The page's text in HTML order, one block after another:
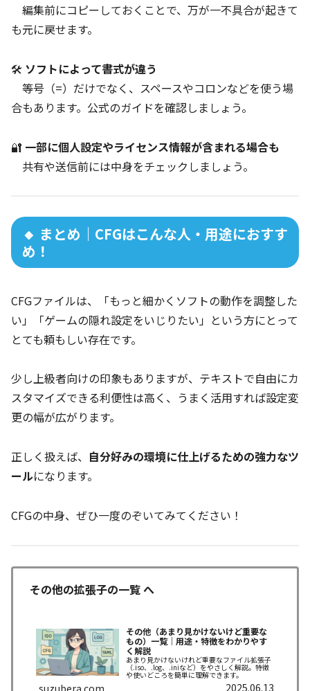
編集前にコピーしておくことで、万が一不具合が起きて
も元に戻せます。
🛠 ソフトによって書式が違う
等号（=）だけでなく、スペースやコロンなどを使う場
合もあります。公式のガイドを確認しましょう。
🔐 一部に個人設定やライセンス情報が含まれる場合も
共有や送信前には中身をチェックしましょう。
🔸 まとめ｜CFGはこんな人・用途におすす
め！
CFGファイルは、「もっと細かくソフトの動作を調整した
い」「ゲームの隠れ設定をいじりたい」という方にとって
とても頼もしい存在です。
少し上級者向けの印象もありますが、テキストで自由にカ
スタマイズできる利便性は高く、うまく活用すれば設定変
更の幅が広がります。
正しく扱えば、 自分好みの環境に仕上げるための強力なツ
ールになります。
CFGの中身、ぜひ一度のぞいてみてください！
その他の拡張子の一覧 へ
その他（あまり見かけないけど重要な
もの）一覧｜用途・特徴をわかりやす
く解説
あまり見かけないけれど重要なファイル拡張子
（.iso、.log、.iniなど）をやさしく解説。特徴
や使いどころを簡単に理解できます。
2025.06.13